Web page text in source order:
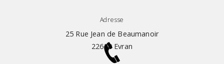
Adresse
25 Rue Jean de Beaumanoir
22630 Evran